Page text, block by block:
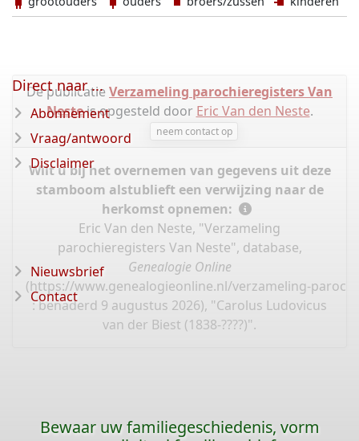
De publicatie Verzameling parochieregisters Van
Nesteis opgesteld door Eric Van den Neste.
neem contact op
Wilt u bij het overnemen van gegevens uit deze
stamboom alstublieft een verwijzing naar de
herkomst opnemen:
Eric Van den Neste, "Verzameling
parochieregisters Van Neste", database,
Genealogie Online
(https://www.genealogieonline.nl/verzameling-
: benaderd 9 augustus 2026), "Carolus Ludovicus
van der Biest (1838-????)".
Direct naar ...
Abonnement
Vraag/antwoord
Disclaimer
Nieuwsbrief
Contact
Bewaar uw familiegeschiedenis, vorm